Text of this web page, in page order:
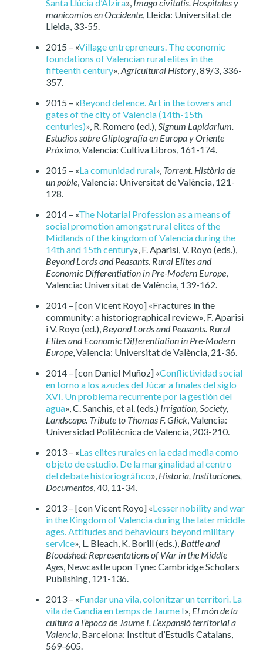
Santa Llúcia d’Alzira», Imago civitatis. Hospitales y
manicomios en Occidente, Lleida: Universitat de
Lleida, 33-55.
2015 – «Village entrepreneurs. The economic
foundations of Valencian rural elites in the
fifteenth century»,Agricultural History, 89/3, 336-
357.
2015 – «Beyond defence. Art in the towers and
gates of the city of Valencia (14th-15th
centuries)», R. Romero (ed.),Signum Lapidarium.
Estudios sobre Gliptografía en Europa y Oriente
Próximo, Valencia: Cultiva Libros, 161-174.
2015 – «La comunidad rural», Torrent. Història de
un poble, Valencia: Universitat de València, 121-
128.
2014 – «The Notarial Profession as a means of
social promotion amongst rural elites of the
Midlands of the kingdom of Valencia during the
14th and 15th century», F. Aparisi, V. Royo (eds.),
Beyond Lords and Peasants. Rural Elites and
Economic Differentiation in Pre-Modern Europe,
Valencia: Universitat de València, 139-162.
2014 – [con Vicent Royo] «Fractures in the
community: a historiographical review», F. Aparisi
i V. Royo (ed.), Beyond Lords and Peasants. Rural
Elites and Economic Differentiation in Pre-Modern
Europe, Valencia: Universitat de València, 21-36.
2014 – [con Daniel Muñoz] «Conflictividad social
en torno a los azudes del Júcar a finales del siglo
XVI. Un problema recurrente por la gestión del
agua», C. Sanchis, et al. (eds.) Irrigation, Society,
Landscape. Tribute to Thomas F. Glick, Valencia:
Universidad Politécnica de Valencia, 203-210.
2013 – «Las elites rurales en la edad media como
objeto de estudio. De la marginalidad al centro
del debate historiográfico», Historia, Instituciones,
Documentos, 40, 11-34.
2013 – [con Vicent Royo] «Lesser nobility and war
in the Kingdom of Valencia during the later middle
ages. Attitudes and behaviours beyond military
service», L. Bleach, K. Borill (eds.), Battle and
Bloodshed: Representations of War in the Middle
Ages, Newcastle upon Tyne: Cambridge Scholars
Publishing, 121-136.
2013 – «Fundar una vila, colonitzar un territori. La
vila de Gandia en temps de Jaume I», El món de la
cultura a l’època de Jaume I. L’expansió territorial a
Valencia, Barcelona: Institut d’Estudis Catalans,
569-605.